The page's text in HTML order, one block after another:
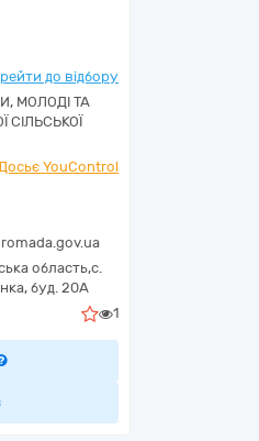
до відбору
МОЛОДІ ТА
СІЛЬСЬКОЇ
YouControl
область,с.
буд. 20А
1